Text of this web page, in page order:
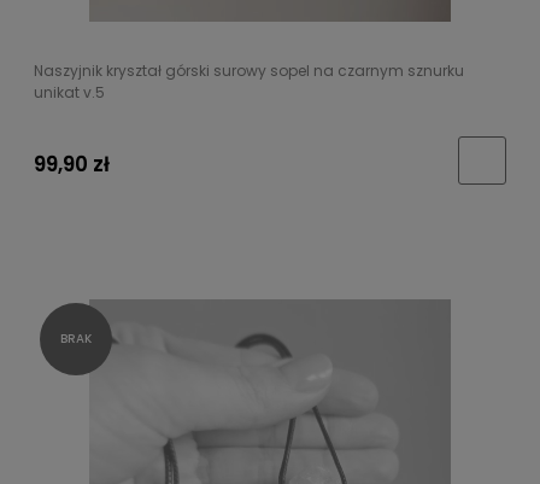
Naszyjnik kryształ górski surowy sopel na czarnym sznurku
unikat v.5
99,90 zł